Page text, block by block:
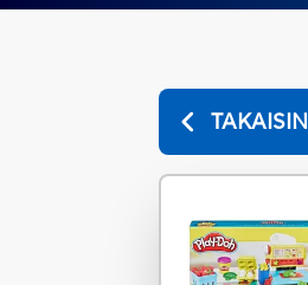
TAKAISIN